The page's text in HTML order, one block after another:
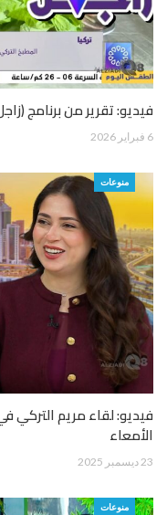
فيديو: تقرير من برنامج
6 فبراير 2026
منوعات
فيديو: لقاء مريم التركي
الأمعاء
23 ديسمبر 2025
منوعات